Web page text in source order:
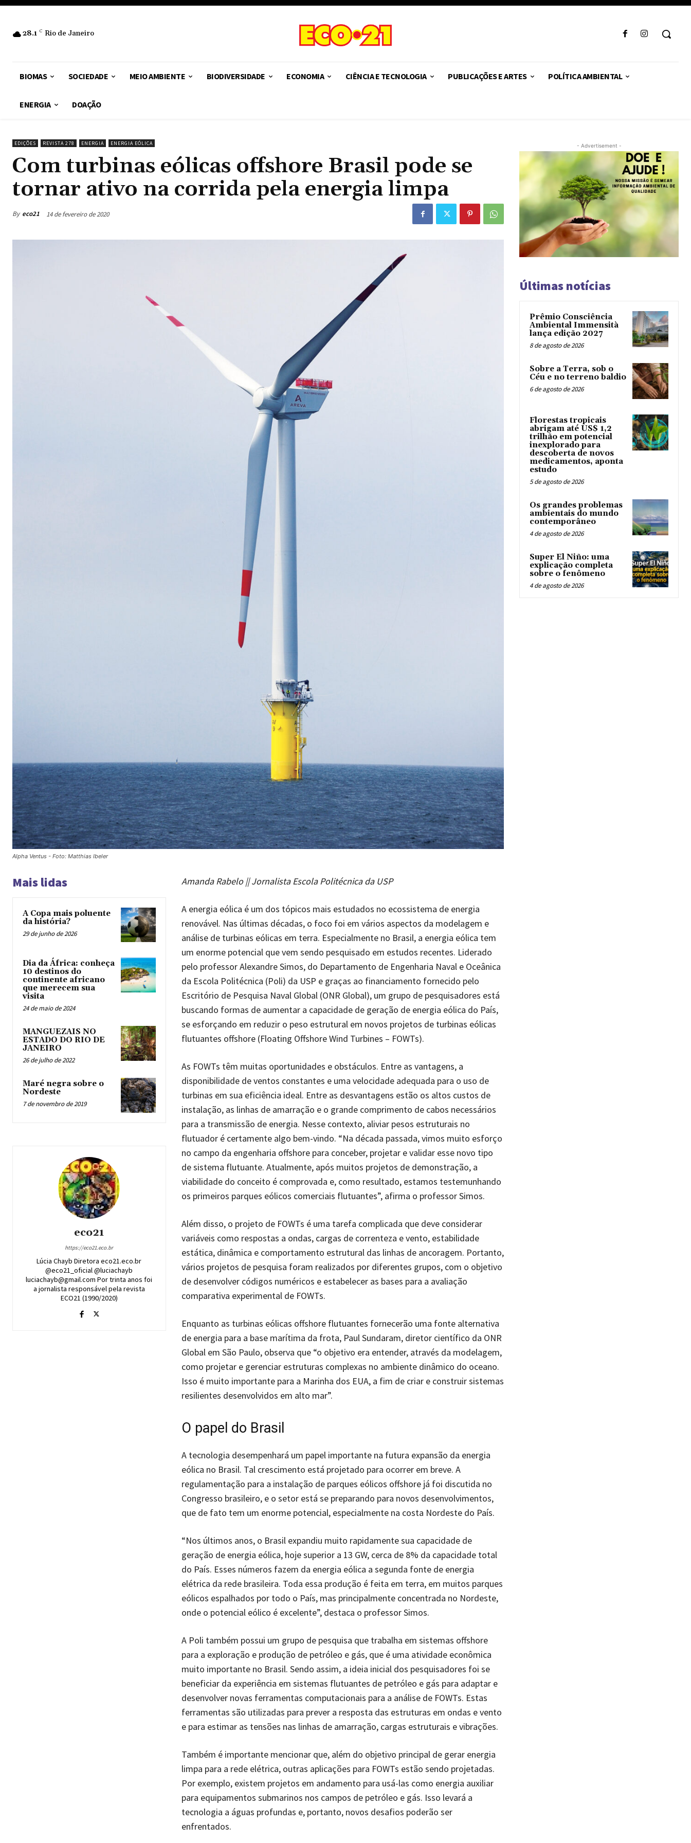
28.1 C Rio de Janeiro
BIOMAS SOCIEDADE MEIO AMBIENTE BIODIVERSIDADE ECONOMIA CIÊNCIA E TECNOLOGIA PUBLICAÇÕES E ARTES POLÍTICA AMBIENTAL
ENERGIA DOAÇÃO
EDIÇÕES REVISTA 278 ENERGIA ENERGIA EÓLICA
Com turbinas eólicas offshore Brasil pode se
tornar ativo na corrida pela energia limpa
By eco21 14 de fevereiro de 2020
Alpha Ventus - Foto: Matthias Ibeler
Mais lidas
A Copa mais poluente
da história?
29 de junho de 2026
Dia da África: conheça
10 destinos do
continente africano
que merecem sua
visita
24 de maio de 2024
MANGUEZAIS NO
ESTADO DO RIO DE
JANEIRO
26 de julho de 2022
Maré negra sobre o
Nordeste
7 de novembro de 2019
eco21
https://eco21.eco.br
Lúcia Chayb Diretora eco21.eco.br
@eco21_oficial @luciachayb
luciachayb@gmail.com Por trinta anos foi
a jornalista responsável pela revista
ECO21 (1990/2020)
Amanda Rabelo || Jornalista Escola Politécnica da USP
A energia eólica é um dos tópicos mais estudados no ecossistema de energia
renovável. Nas últimas décadas, o foco foi em vários aspectos da modelagem e
análise de turbinas eólicas em terra. Especialmente no Brasil, a energia eólica tem
um enorme potencial que vem sendo pesquisado em estudos recentes. Liderado
pelo professor Alexandre Simos, do Departamento de Engenharia Naval e Oceânica
da Escola Politécnica (Poli) da USP e graças ao financiamento fornecido pelo
Escritório de Pesquisa Naval Global (ONR Global), um grupo de pesquisadores está
buscando formas de aumentar a capacidade de geração de energia eólica do País,
se esforçando em reduzir o peso estrutural em novos projetos de turbinas eólicas
flutuantes offshore (Floating Offshore Wind Turbines – FOWTs).
As FOWTs têm muitas oportunidades e obstáculos. Entre as vantagens, a
disponibilidade de ventos constantes e uma velocidade adequada para o uso de
turbinas em sua eficiência ideal. Entre as desvantagens estão os altos custos de
instalação, as linhas de amarração e o grande comprimento de cabos necessários
para a transmissão de energia. Nesse contexto, aliviar pesos estruturais no
flutuador é certamente algo bem-vindo. “Na década passada, vimos muito esforço
no campo da engenharia offshore para conceber, projetar e validar esse novo tipo
de sistema flutuante. Atualmente, após muitos projetos de demonstração, a
viabilidade do conceito é comprovada e, como resultado, estamos testemunhando
os primeiros parques eólicos comerciais flutuantes”, afirma o professor Simos.
Além disso, o projeto de FOWTs é uma tarefa complicada que deve considerar
variáveis como respostas a ondas, cargas de correnteza e vento, estabilidade
estática, dinâmica e comportamento estrutural das linhas de ancoragem. Portanto,
vários projetos de pesquisa foram realizados por diferentes grupos, com o objetivo
de desenvolver códigos numéricos e estabelecer as bases para a avaliação
comparativa experimental de FOWTs.
Enquanto as turbinas eólicas offshore flutuantes fornecerão uma fonte alternativa
de energia para a base marítima da frota, Paul Sundaram, diretor científico da ONR
Global em São Paulo, observa que “o objetivo era entender, através da modelagem,
como projetar e gerenciar estruturas complexas no ambiente dinâmico do oceano.
Isso é muito importante para a Marinha dos EUA, a fim de criar e construir sistemas
resilientes desenvolvidos em alto mar”.
O papel do Brasil
A tecnologia desempenhará um papel importante na futura expansão da energia
eólica no Brasil. Tal crescimento está projetado para ocorrer em breve. A
regulamentação para a instalação de parques eólicos offshore já foi discutida no
Congresso brasileiro, e o setor está se preparando para novos desenvolvimentos,
que de fato tem um enorme potencial, especialmente na costa Nordeste do País.
“Nos últimos anos, o Brasil expandiu muito rapidamente sua capacidade de
geração de energia eólica, hoje superior a 13 GW, cerca de 8% da capacidade total
do País. Esses números fazem da energia eólica a segunda fonte de energia
elétrica da rede brasileira. Toda essa produção é feita em terra, em muitos parques
eólicos espalhados por todo o País, mas principalmente concentrada no Nordeste,
onde o potencial eólico é excelente”, destaca o professor Simos.
A Poli também possui um grupo de pesquisa que trabalha em sistemas offshore
para a exploração e produção de petróleo e gás, que é uma atividade econômica
muito importante no Brasil. Sendo assim, a ideia inicial dos pesquisadores foi se
beneficiar da experiência em sistemas flutuantes de petróleo e gás para adaptar e
desenvolver novas ferramentas computacionais para a análise de FOWTs. Estas
ferramentas são utilizadas para prever a resposta das estruturas em ondas e vento
e para estimar as tensões nas linhas de amarração, cargas estruturais e vibrações.
Também é importante mencionar que, além do objetivo principal de gerar energia
limpa para a rede elétrica, outras aplicações para FOWTs estão sendo projetadas.
Por exemplo, existem projetos em andamento para usá-las como energia auxiliar
para equipamentos submarinos nos campos de petróleo e gás. Isso levará a
tecnologia a águas profundas e, portanto, novos desafios poderão ser
enfrentados.
- Advertisement -
Últimas notícias
Prêmio Consciência
Ambiental Immensità
lança edição 2027
8 de agosto de 2026
Sobre a Terra, sob o
Céu e no terreno baldio
6 de agosto de 2026
Florestas tropicais
abrigam até US$ 1,2
trilhão em potencial
inexplorado para
descoberta de novos
medicamentos, aponta
estudo
5 de agosto de 2026
Os grandes problemas
ambientais do mundo
contemporâneo
4 de agosto de 2026
Super El Niño: uma
explicação completa
sobre o fenômeno
4 de agosto de 2026